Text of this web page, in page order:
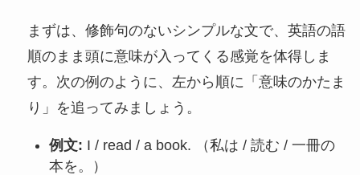
まずは、修飾句のないシンプルな文で、英語の語
順のまま頭に意味が入ってくる感覚を体得しま
す。次の例のように、左から順に「意味のかたま
り」を追ってみましょう。
例文: I / read / a book. （私は / 読む / 一冊の
本を。）